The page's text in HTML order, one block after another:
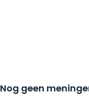
Nog geen